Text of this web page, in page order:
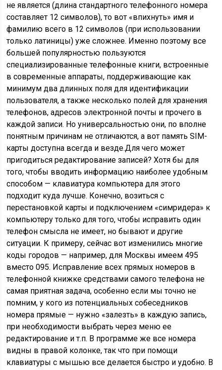
не является (длина стандартного телефонного номера
составляет 12 символов), то вот «впихнуть» имя и
фамилию всего в 12 символов (при использовании
только латиницы) уже сложнее. Именно поэтому все
большей популярностью пользуются
специализированные телефонные книги, встроенные
в современные аппараты, поддерживающие как
минимум два длинных поля для идентификации
пользователя, а также несколько полей для хранения
телефонов, адресов электронной почты и прочего в
каждой записи. Но универсальностью они, по вполне
понятным причинам не отличаются, а вот память SIM-
карты доступна всегда и везде.Для чего может
пригодиться редактирование записей? Хотя бы для
того, чтобы вводить информацию наиболее удобным
способом — клавиатура компьютера для этого
подходит куда лучше. Конечно, возиться с
перестановкой карты и подключением «симридера» к
компьютеру только для того, чтобы исправить один
телефон смысла не имеет, но бывают и другие
ситуации. К примеру, сейчас вот изменились многие
коды городов — например, для Москвы имеем 495
вместо 095. Исправление всех прямых номеров в
телефонной книжке средствами самого телефона не
самая приятная задача, особенно если мы точно не
помним, у кого из потенциальных собеседников
номера прямые — нужно «залезть» в каждую запись,
при необходимости выбрать через меню ее
редактирование и т.п. В программе же все номера
видны в правой колонке, так что при помощи
клавиатуры с мышью все делается быстро и удобно. В